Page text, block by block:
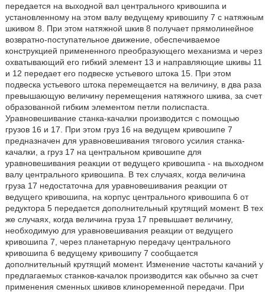
передается на выходной вал центрального кривошипа и
установленному на этом валу ведущему кривошипу 7 с натяжным
шкивом 8. При этом натяжной шкив 8 получает прямолинейное
возвратно-поступательное движение, обеспечиваемое
конструкцией примененного преобразующего механизма и через
охватывающий его гибкий элемент 13 и направляющие шкивы 11
и 12 передает его подвеске устьевого штока 15. При этом
подвеска устьевого штока перемещается на величину, в два раза
превышающую величину перемещения натяжного шкива, за счет
образованной гибким элементом петли полиспаста.
Уравновешивание станка-качалки производится с помощью
грузов 16 и 17. При этом груз 16 на ведущем кривошипе 7
предназначен для уравновешивания тягового усилия станка-
качалки, а груз 17 на центральном кривошипе для
уравновешивания реакции от ведущего кривошипа - на выходном
валу центрального кривошипа. В тех случаях, когда величина
груза 17 недостаточна для уравновешивания реакции от
ведущего кривошипа, на корпус центрального кривошипа 6 от
редуктора 5 передается дополнительный крутящий момент. В тех
же случаях, когда величина груза 17 превышает величину,
необходимую для уравновешивания реакции от ведущего
кривошипа 7, через планетарную передачу центрального
кривошипа 6 ведущему кривошипу 7 сообщается
дополнительный крутящий момент. Изменение частоты качаний у
предлагаемых станков-качалок производится как обычно за счет
применения сменных шкивов клиноременной передачи. При